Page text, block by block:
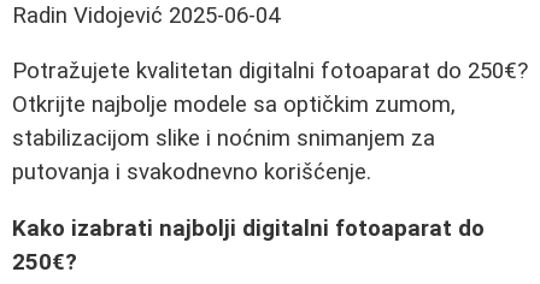
Radin Vidojević 2025-06-04
Potražujete kvalitetan digitalni fotoaparat do 250€?
Otkrijte najbolje modele sa optičkim zumom,
stabilizacijom slike i noćnim snimanjem za
putovanja i svakodnevno korišćenje.
Kako izabrati najbolji digitalni fotoaparat do
250€?